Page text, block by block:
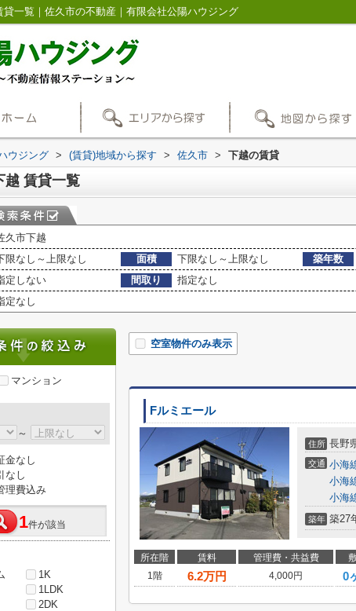
貸一覧｜佐久市の不動産｜有限会社公陽ハウジング
ウジング > (賃貸)地域から探す > 佐久市 > 下越の賃貸
越 賃貸一覧
久市下越
限なし～上限なし 面積 下限なし～上限なし 築年数
定しない 間取り
指定なし
定なし
空室物件のみ表示
Fルミエール
住所 長野
交通 小海
小海
小海
築年 築27
所在階 賃料 管理費・共益費
1階
6.2万円 4,000円 0
マンション
～
金なし
なし
理費込み
1件が該当
1K
1LDK
2DK